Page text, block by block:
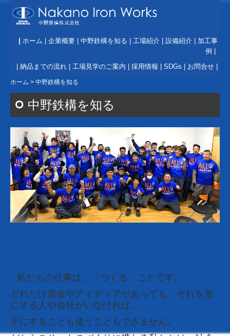
ホーム 企業概要 中野鉄構を知る 工場紹介 設備紹介
加工事
例
納品までの流れ 工場見学のご案内 採用情報 SDGs お問合せ
ホーム 中野鉄構を知る
中野鉄構を知る
私たちの仕事は、「つくる」ことです。
どれだけ資金やアイディアがあっても、それを形
にする人や会社がいなければ、
手にすることも使うこともできません。